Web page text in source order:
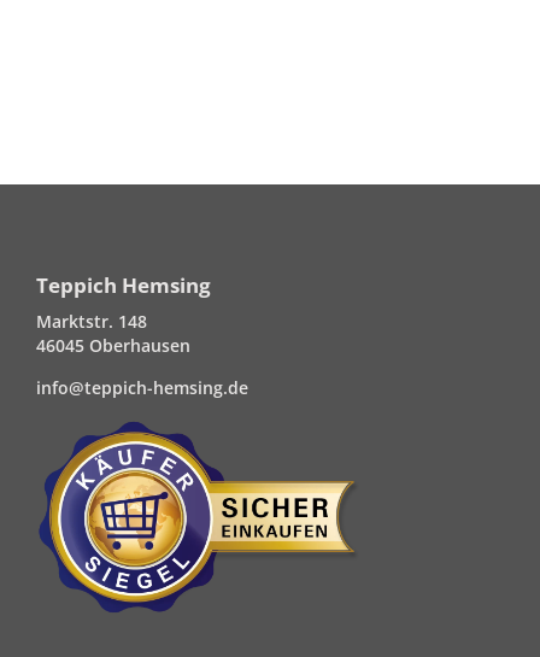
Teppich Hemsing
Marktstr. 148
46045 Oberhausen
info@teppich-hemsing.de